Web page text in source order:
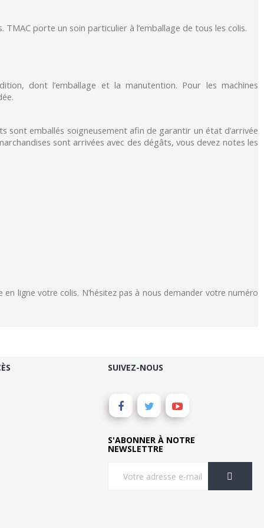
porte un soin particulier à l’emballage de tous les colis.
dont l’emballage et la manutention. Pour les machines
emballés soigneusement afin de garantir un état d’arrivée
sont arrivées avec des dégâts, vous devez notes les
ligne votre colis. N’hésitez pas à nous demander votre numéro
SUIVEZ-NOUS
S'ABONNER À NOTRE
NEWSLETTRE